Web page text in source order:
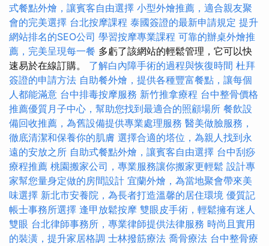
式餐點外燴，讓賓客自由選擇 小型外燴推薦，適合親友聚
會的完美選擇 台北按摩課程 泰國簽證的最新申請規定 提升
網站排名的SEO公司 學習按摩專業課程 可靠的辦桌外燴推
薦，完美呈現每一餐 多虧了該網站的輕鬆管理，它可以快
速易於在線訂購。 了解白內障手術的過程與恢復時間 杜拜
簽證的申請方法 自助餐外燴，提供各種豐富餐點，讓每個
人都能滿意 台中排毒按摩服務 新竹推拿療程 台中整骨價格
推薦優質月子中心，幫助您找到最適合的照顧場所 餐飲設
備回收推薦，為舊設備提供專業處理服務 醫美做臉服務，
徹底清潔和保養你的肌膚 選擇合適的塔位，為親人找到永
遠的安放之所 自助式餐點外燴，讓賓客自由選擇 台中刮痧
療程推薦 桃園搬家公司，專業服務讓你搬家更輕鬆 設計專
家幫您量身定做的房間設計 宜蘭外燴，為當地聚會帶來美
味選擇 新北市安養院，為長者打造溫馨的居住環境 優質記
帳士事務所選擇 逢甲放鬆按摩 雙眼皮手術，輕鬆擁有迷人
雙眼 台北律師事務所，專業律師提供法律服務 時尚且實用
的裝潢，提升家居格調 士林撥筋療法 喬骨療法 台中整骨療